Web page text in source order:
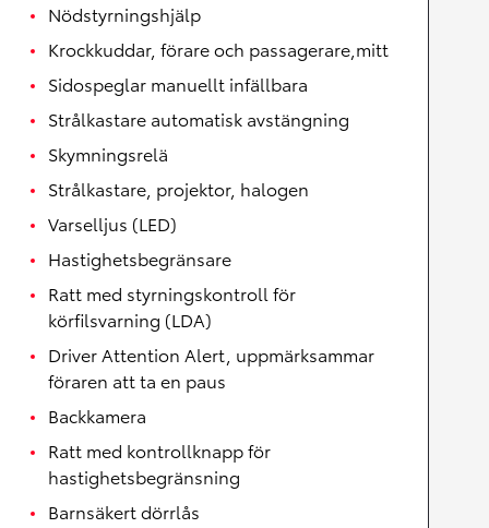
Nödstyrningshjälp
Krockkuddar, förare och passagerare,mitt
Sidospeglar manuellt infällbara
Strålkastare automatisk avstängning
Skymningsrelä
Strålkastare, projektor, halogen
Varselljus (LED)
Hastighetsbegränsare
Ratt med styrningskontroll för
körfilsvarning (LDA)
Driver Attention Alert, uppmärksammar
föraren att ta en paus
Backkamera
Ratt med kontrollknapp för
hastighetsbegränsning
Barnsäkert dörrlås